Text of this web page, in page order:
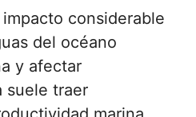
considerable
del océano
y afectar
suele traer